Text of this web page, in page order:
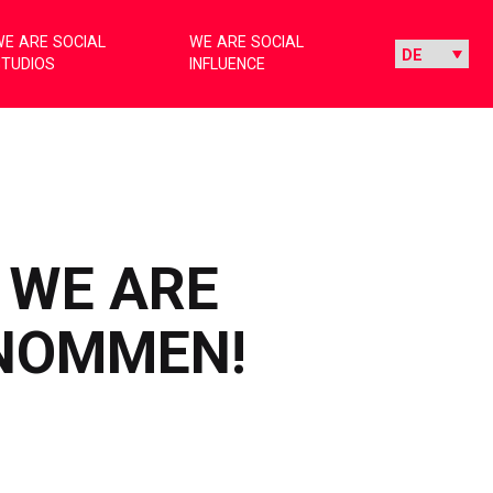
ARE SOCIAL
WE ARE SOCIAL
INFLUENCE
ARE